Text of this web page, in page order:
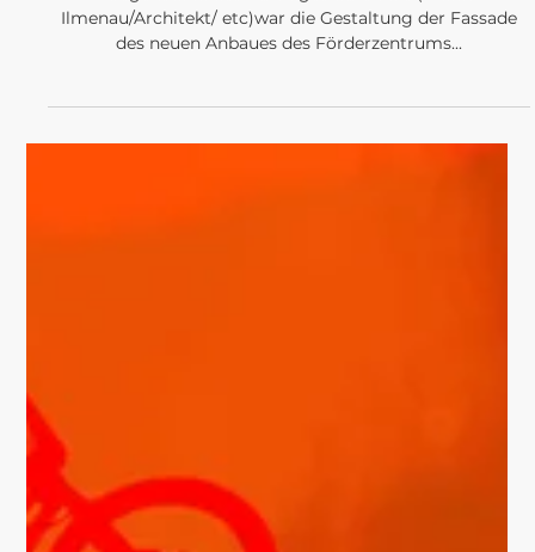
WIE GEIL WIRD DAS
DENN, wenn man